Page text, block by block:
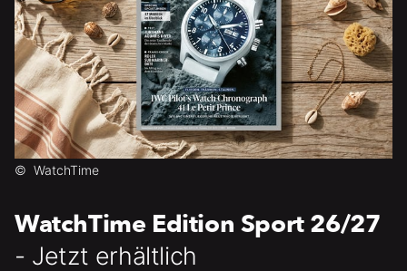
© WatchTime
WatchTime Edition Sport 26/27
- Jetzt erhältlich